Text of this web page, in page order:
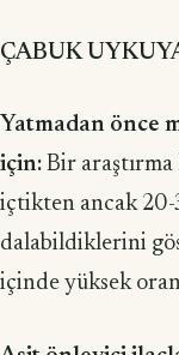
ÇABUK
Yatmadan önce
için: Bir araştırma
içtikten ancak 20-
dalabildiklerini
içinde yüksek